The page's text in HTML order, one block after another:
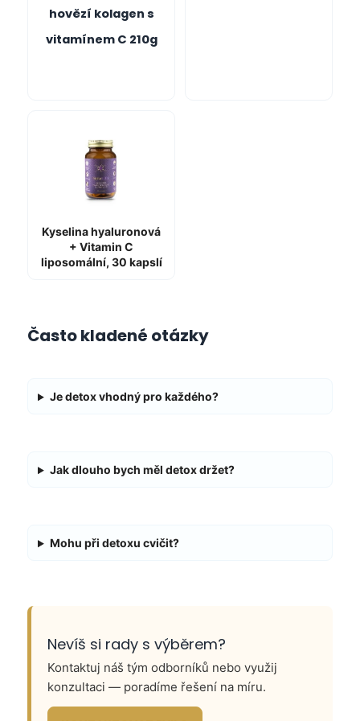
hovězí kolagen s
vitamínem C 210g
Kyselina hyaluronová
+ Vitamin C
liposomální, 30 kapslí
Často kladené otázky
Je detox vhodný pro každého?
Jak dlouho bych měl detox držet?
Mohu při detoxu cvičit?
Nevíš si rady s výběrem?
Kontaktuj náš tým odborníků nebo využij
konzultaci — poradíme řešení na míru.